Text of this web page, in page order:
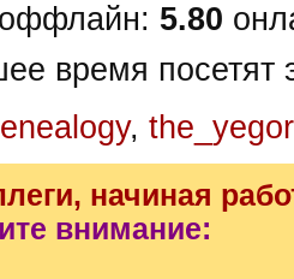
оффлайн: 5.80
время посетят
, the_yegor
начиная
внимание: